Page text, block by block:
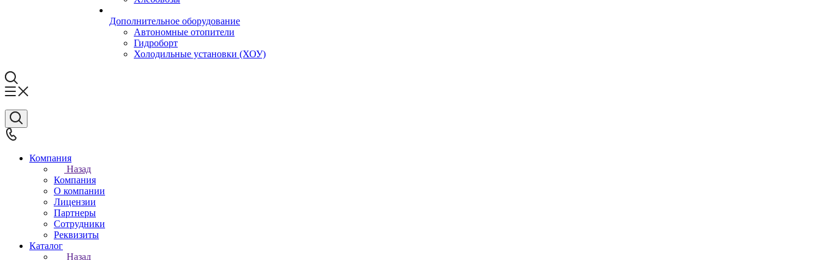
Дополнительное оборудование
Автономные отопители
Гидроборт
Холодильные установки (ХОУ)
Компания
Назад
Компания
О компании
Лицензии
Партнеры
Сотрудники
Реквизиты
Каталог
Назад